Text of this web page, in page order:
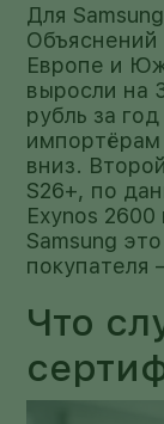
Для
Объяснений
Европе и
выросли на
рубль за
импортёрам
вниз.
S26+, по
Exynos
Samsung
покупателя
Что